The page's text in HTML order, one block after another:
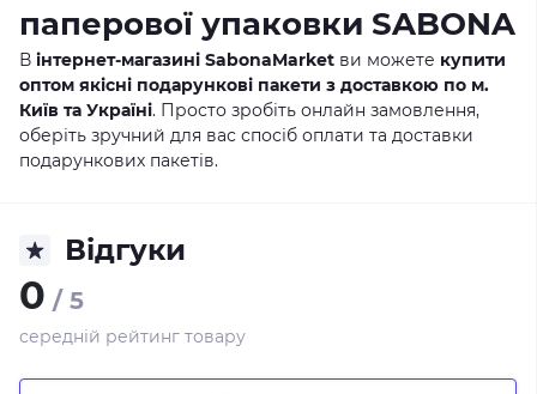
паперової упаковки SABONA
В інтернет-магазині SabonaMarket ви можете купити
оптом якісні подарункові пакети з доставкою по м.
Київ та Україні. Просто зробіть онлайн замовлення,
оберіть зручний для вас спосіб оплати та доставки
подарункових пакетів.
Відгуки
0 / 5
середній рейтинг товару